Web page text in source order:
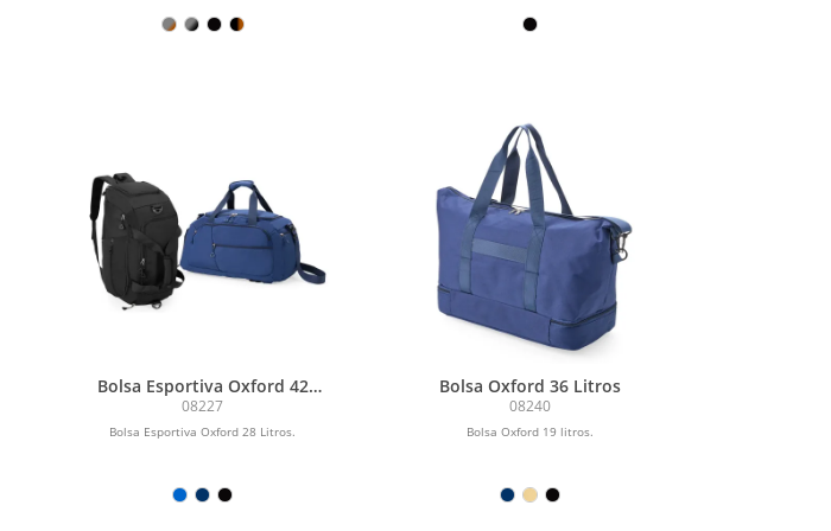
Bolsa Esportiva Oxford 42
Litros
08227
Bolsa Esportiva Oxford 28 Litros.
Bolsa Oxford 36 Litros
08240
Bolsa Oxford 19 litros.